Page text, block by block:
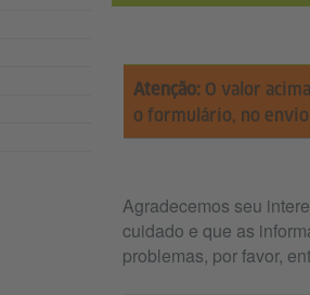
Atenção: O valor
o formulário, no
Agradecemos seu
cuidado e que as
problemas, por favor,